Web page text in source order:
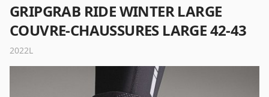
GRIPGRAB RIDE WINTER LARGE
COUVRE-CHAUSSURES LARGE 42-43
2022L